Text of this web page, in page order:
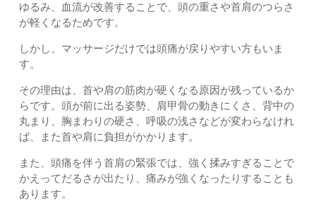
ゆるみ、血流が改善することで、頭の重さや首肩のつらさ
が軽くなるためです。
しかし、マッサージだけでは頭痛が戻りやすい方もいま
す。
その理由は、首や肩の筋肉が硬くなる原因が残っているか
らです。頭が前に出る姿勢、肩甲骨の動きにくさ、背中の
丸まり、胸まわりの硬さ、呼吸の浅さなどが変わらなけれ
ば、また首や肩に負担がかかります。
また、頭痛を伴う首肩の緊張では、強く揉みすぎることで
かえってだるさが出たり、痛みが強くなったりすることも
あります。